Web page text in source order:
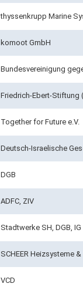
thyssenkrupp Marine
komoot GmbH
Bundesvereinigung
Friedrich-Ebert-Stiftung
Together for Future e.V.
Deutsch-Israelische
DGB
ADFC, ZIV
Stadtwerke SH, DGB,
SCHEER Heizsysteme
VCD